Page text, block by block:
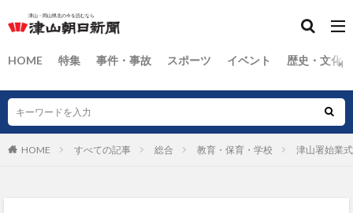
HOME 特集 事件・事故 スポーツ イベント 歴史・文化
HOME すべての記事 総合 教育・保育・学校 津山署始業